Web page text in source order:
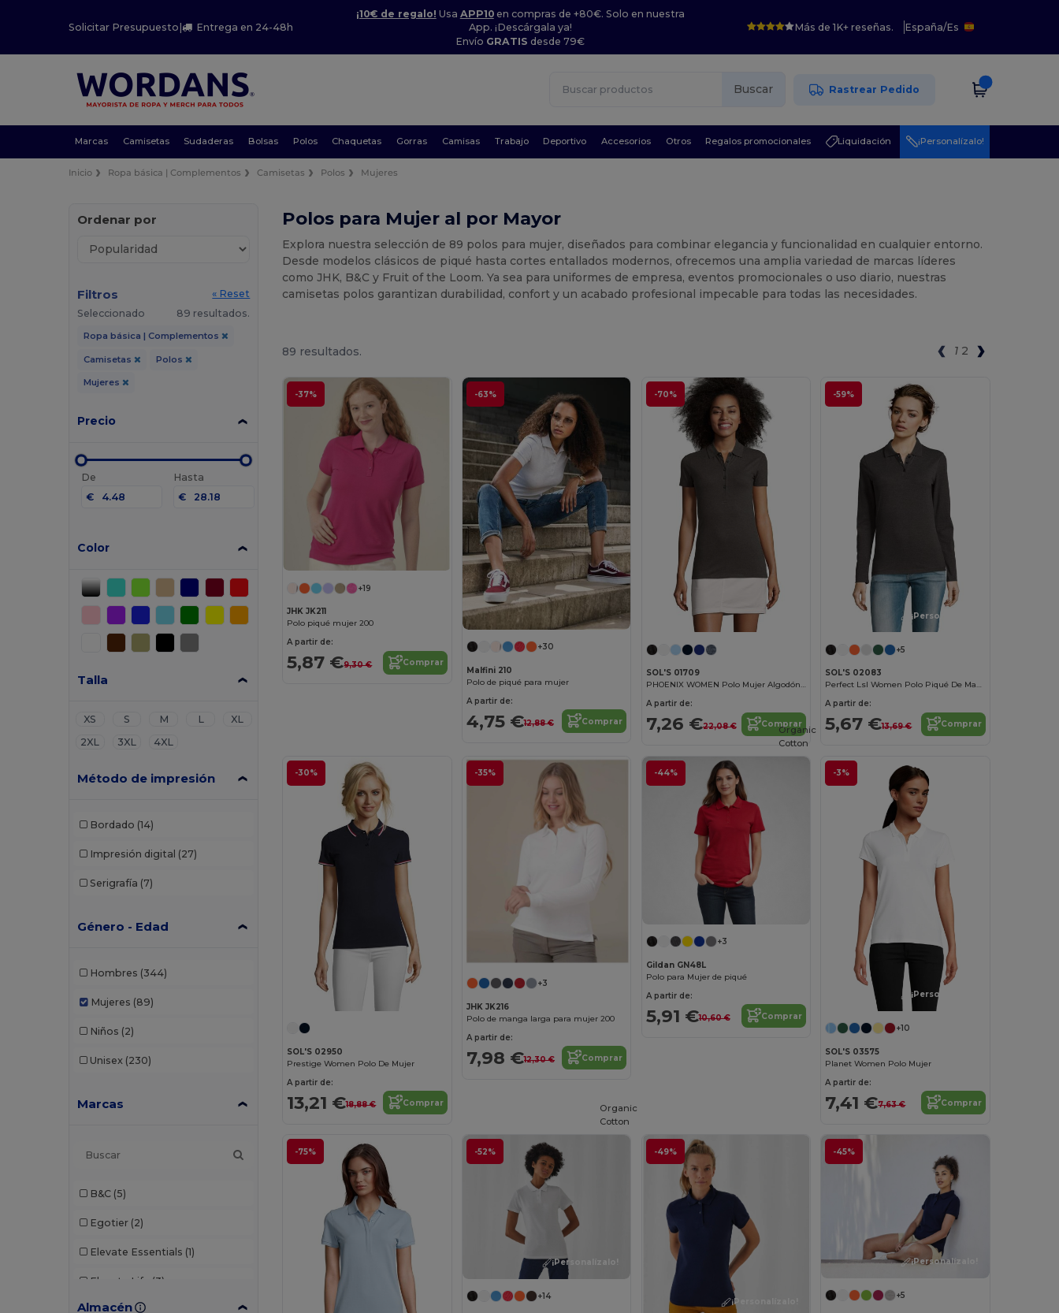
Solicitar Presupuesto | Entrega en 24-48h
¡10€ de regalo! Usa APP10en compras de +80€. Solo en nuestra
App. ¡Descárgala ya!
Envío GRATIS desde 79€
Más de 1K+ reseñas. España/Es
Buscar Rastrear Pedido
Marcas Camisetas Sudaderas Bolsas Polos Chaquetas Gorras Camisas Trabajo Deportivo Accesorios Otros Regalos promocionales Liquidación ¡Personalízalo!
Inicio Ropa básica | Complementos Camisetas Polos Mujeres
Ordenar por
Filtros
« Reset
Seleccionado
89 resultados.
Ropa básica | Complementos
Camisetas Polos
Mujeres
Precio
De
€
Hasta
€
Color
Talla
XS S M L
XL
2XL
3XL 4XL
Método de impresión
Bordado (14)
Impresión digital (27)
Serigrafía (7)
Género - Edad
Hombres (344)
Mujeres (89)
Niños (2)
Unisex (230)
Marcas
B&C (5)
Egotier (2)
Elevate Essentials (1)
Elevate Life (3)
Fruit of the Loom
Almacén
Polos para Mujer al por Mayor
Explora nuestra selección de 89 polos para mujer, diseñados para combinar elegancia y funcionalidad en cualquier entorno.
Desde modelos clásicos de piqué hasta cortes entallados modernos, ofrecemos una amplia variedad de marcas líderes
como JHK, B&C y Fruit of the Loom. Ya sea para uniformes de empresa, eventos promocionales o uso diario, nuestras
camisetas polos garantizan durabilidad, confort y un acabado profesional impecable para todas las necesidades.
89 resultados. 1 2
-37%
+19
JHK JK211
Polo piqué mujer 200
A partir de:
5,87 €9,30 € Comprar
-63%
+30
Malfini 210
Polo de piqué para mujer
A partir de:
4,75 €12,88 € Comprar
-70%
SOL'S 01709
PHOENIX WOMEN Polo Mujer Algodón Elastano
A partir de:
7,26 €22,08 € Comprar
-59%
¡Personalízalo!
+5
SOL'S 02083
Perfect Lsl Women Polo Piqué De Manga Larga De Mujer
A partir de:
5,67 €13,69 € Comprar
-30%
SOL'S 02950
Prestige Women Polo De Mujer
A partir de:
13,21 €18,88 € Comprar
-35%
+3
JHK JK216
Polo de manga larga para mujer 200
A partir de:
7,98 €12,30 € Comprar
-44%
+3
Gildan GN48L
Polo para Mujer de piqué
A partir de:
5,91 €10,60 € Comprar
-3%
Organic
Cotton
¡Personalízalo!
+10
SOL'S 03575
Planet Women Polo Mujer
A partir de:
7,41 €7,63 € Comprar
-75% -52%
¡Personalízalo!
+14
-49%
Organic
Cotton
¡Personalízalo!
-45%
¡Personalízalo!
+5